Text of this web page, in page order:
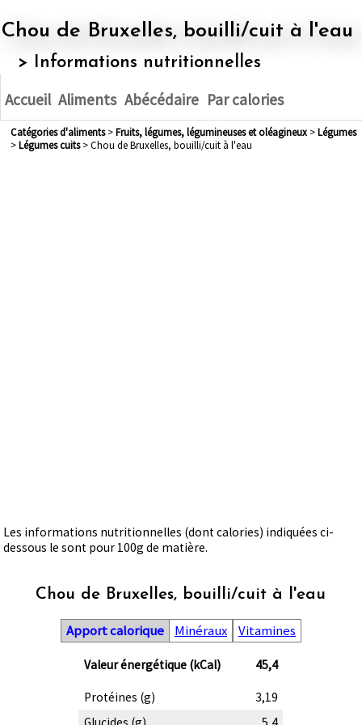
Chou de Bruxelles, bouilli/cuit à l'eau
> Informations nutritionnelles
Accueil Aliments Abécédaire Par calories
Catégories d'aliments> fruits, légumes, légumineuses et oléagineux> légumes
> légumes cuits> Chou de Bruxelles, bouilli/cuit à l'eau
Les informations nutritionnelles (dont calories) indiquées ci-
dessous le sont pour 100g de matière.
Chou de Bruxelles, bouilli/cuit à l'eau
Apport calorique Minéraux Vitamines
Valeur énergétique (kCal) 45,4
Protéines (g)
3,19